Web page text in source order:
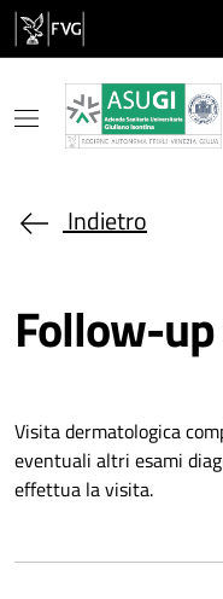
Salta al contenuto principale
Indietro
Follow-
Visita dermatologica
eventuali altri esami
effettua la visita.